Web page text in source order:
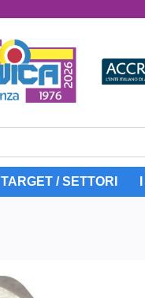
TARGET / SETTORI